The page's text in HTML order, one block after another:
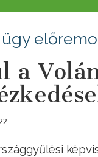
ügy
a